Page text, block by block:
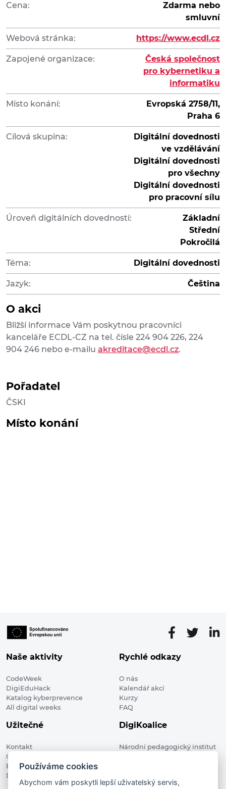
Cena:
Zdarma nebo
smluvní
Webová stránka: https://www.ecdl.cz
Zapojené organizace:
Česká společnost
pro kybernetiku a
informatiku
Místo konání:
Evropská 2758/11,
Praha 6
Cílová skupina:
Digitální dovednosti
ve vzdělávání
Digitální dovednosti
pro všechny
Digitální dovednosti
pro pracovní sílu
Úroveň digitálních dovedností:
Základní
Střední
Pokročilá
Téma: Digitální dovednosti
Jazyk: Čeština
O akci
Bližší informace Vám poskytnou pracovníci
kanceláře ECDL-CZ na tel. čísle 224 904 226, 224
904 246 nebo e-mailu akreditace@ecdl.cz.
Pořadatel
ČSKI
Místo konání
Naše aktivity
CodeWeek
DigiEduHack
Katalog kyberprevence
All digital weeks
Rychlé odkazy
O nás
Kalendář akcí
Kurzy
FAQ
Užitečné
Kontakt
Členské organizace
Blog
Digitalizace ve vzdělávání
DigiKoalice
Národní pedagogický institut
Používáme cookies
Abychom vám poskytli lepší uživatelský servis,